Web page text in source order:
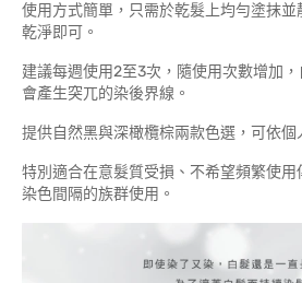
使用方式簡單，只需於乾髮上均勻塗抹
乾淨即可。
建議每週使用2至3次，隨使用次數增加
會產生突兀的染後界線。
提供自然黑與深橄欖棕兩款色選，可依個
特別適合在意髮質受損、不希望頻繁使
染色間隔的族群使用。